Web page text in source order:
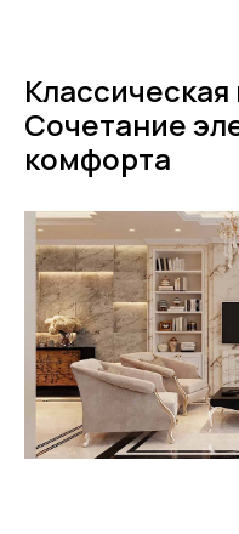
Классическая
Сочетание
комфорта